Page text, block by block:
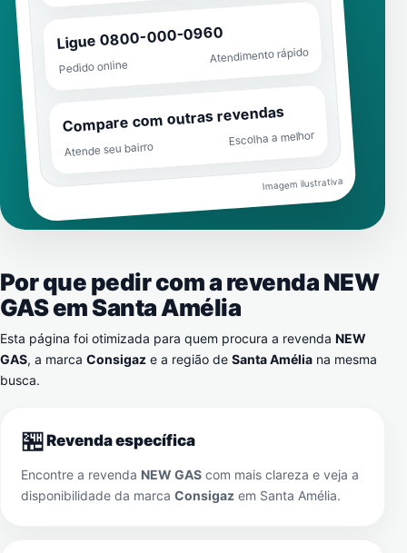
Ligue 0800-000-0960
Pedido online
Atendimento rápido
Compare com outras revendas
Atende seu bairro
Escolha a melhor
Imagem ilustrativa
Por que pedir com a revenda NEW
GAS emSanta Amélia
Esta página foi otimizada para quem procura a revenda NEW
GAS, a marca Consigaz e a região de Santa Amélia na mesma
busca.
🏪Revenda específica
Encontre a revenda NEW GAS com mais clareza e veja a
disponibilidade da marca Consigaz em Santa Amélia.